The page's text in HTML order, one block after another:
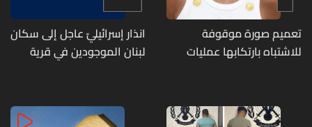
تعميم صورة موقوفة
للاشتباه بارتكابها عمليات
انذار إسرائيليّ عاجل إلى سكان
لبنان الموجودين في قرية